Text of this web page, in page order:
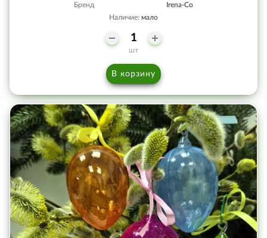
Бренд
Irena-Co
Наличие: мало
шт
В корзину